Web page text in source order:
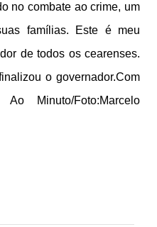
no combate ao crime, um
famílias. Este é meu
de todos os cearenses.
o governador.Com
Minuto/Foto:Marcelo